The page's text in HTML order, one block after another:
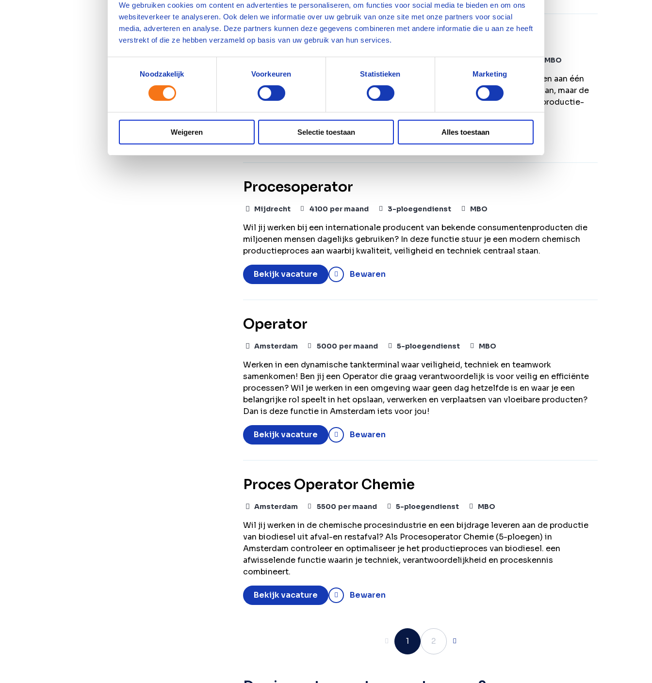
We gebruiken cookies om content en advertenties te personaliseren, om functies voor social media te bieden en om ons
websiteverkeer te analyseren. Ook delen we informatie over uw gebruik van onze site met onze partners voor social
media, adverteren en analyse. Deze partners kunnen deze gegevens combineren met andere informatie die u aan ze heeft
verstrekt of die ze hebben verzameld op basis van uw gebruik van hun services.
Noodzakelijk
Voorkeuren Statistieken Marketing
Weigeren Selectie toestaan Alles toestaan
Procesoperator - 5 ploegen
Maasvlakte Rotterdam 4000-6000 per maand 5-ploegendienst MBO
Ben jij een ervaren procesoperator met een VAPRO B of C en wil jij meebouwen aan één
van de meest duurzame raffinaderijen van Europa? Zoek jij niet zomaar een baan, maar de
unieke kans om vanaf de bouwfase betrokken te zijn bij een volledig nieuwe productie-
installatie? Dan is deze functie iets voor jou.
Bekijk vacature Bewaren
Procesoperator
Mijdrecht 4100 per maand 3-ploegendienst MBO
Wil jij werken bij een internationale producent van bekende consumentenproducten die
miljoenen mensen dagelijks gebruiken? In deze functie stuur je een modern chemisch
productieproces aan waarbij kwaliteit, veiligheid en techniek centraal staan.
Bekijk vacature Bewaren
Operator
Amsterdam 5000 per maand 5-ploegendienst MBO
Werken in een dynamische tankterminal waar veiligheid, techniek en teamwork
samenkomen! Ben jij een Operator die graag verantwoordelijk is voor veilig en efficiënte
processen? Wil je werken in een omgeving waar geen dag hetzelfde is en waar je een
belangrijke rol speelt in het opslaan, verwerken en verplaatsen van vloeibare producten?
Dan is deze functie in Amsterdam iets voor jou!
Bekijk vacature Bewaren
Proces Operator Chemie
Amsterdam 5500 per maand 5-ploegendienst MBO
Wil jij werken in de chemische procesindustrie en een bijdrage leveren aan de productie
van biodiesel uit afval-en restafval? Als Procesoperator Chemie (5-ploegen) in
Amsterdam controleer en optimaliseer je het productieproces van biodiesel. een
afwisselende functie waarin je techniek, verantwoordelijkheid en proceskennis
combineert.
Bekijk vacature Bewaren
Vorige
1 2